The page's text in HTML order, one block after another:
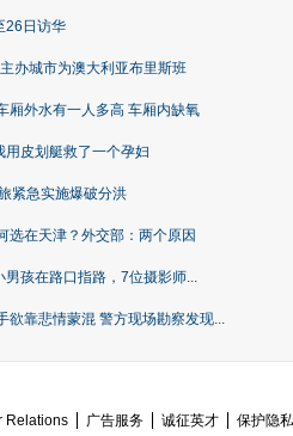
26日访华
办城市为澳大利亚布里斯班
厢外水有一人多高 车厢内缺氧
用皮划艇救了一个孕妇
紧急实施爆破分洪
选在天津？外交部：两个原因
孩在路口指路，7位摄影师...
欲靠悲情蒙混 警方现场勘察发现...
Relations 广告服务 诚征英才
保护隐